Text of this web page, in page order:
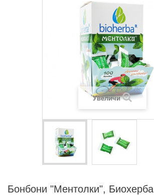
Увеличи
Бонбони "Ментолки",